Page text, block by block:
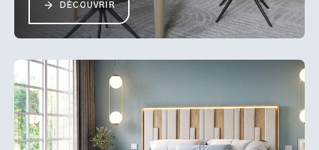
DÉCOUVRIR